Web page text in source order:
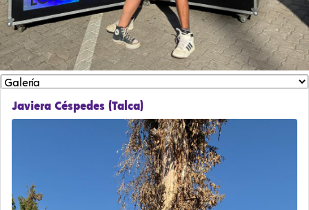
Javiera Céspedes (Talca)